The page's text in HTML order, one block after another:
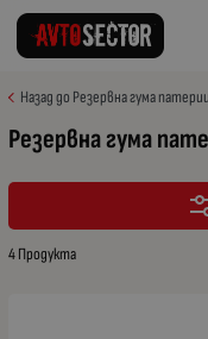
Назад до Резервна гума
Резервна гума
4 Продукта